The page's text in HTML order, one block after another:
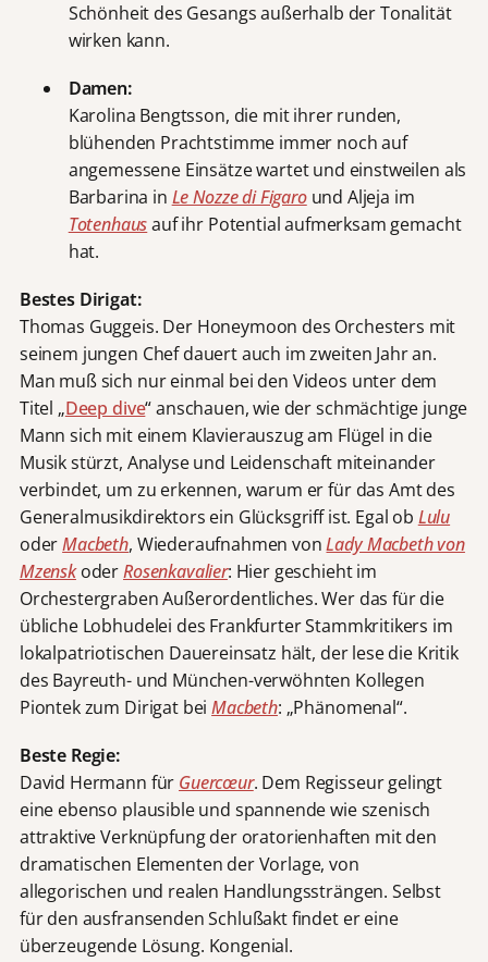
Schönheit des Gesangs außerhalb der Tonalität
wirken kann.
Damen:
Karolina Bengtsson, die mit ihrer runden,
blühenden Prachtstimme immer noch auf
angemessene Einsätze wartet und einstweilen als
Barbarina in Le Nozze di Figaround Aljeja im
Totenhausauf ihr Potential aufmerksam gemacht
hat.
Bestes Dirigat:
Thomas Guggeis. Der Honeymoon des Orchesters mit
seinem jungen Chef dauert auch im zweiten Jahr an.
Man muß sich nur einmal bei den Videos unter dem
Titel „Deep dive“ anschauen, wie der schmächtige junge
Mann sich mit einem Klavierauszug am Flügel in die
Musik stürzt, Analyse und Leidenschaft miteinander
verbindet, um zu erkennen, warum er für das Amt des
Generalmusikdirektors ein Glücksgriff ist. Egal ob Lulu
oderMacbeth, Wiederaufnahmen vonLady Macbeth von
MzenskoderRosenkavalier: Hier geschieht im
Orchestergraben Außerordentliches. Wer das für die
übliche Lobhudelei des Frankfurter Stammkritikers im
lokalpatriotischen Dauereinsatz hält, der lese die Kritik
des Bayreuth- und München-verwöhnten Kollegen
Piontek zum Dirigat beiMacbeth: „Phänomenal“.
Beste Regie:
David Hermann für Guercœur. Dem Regisseur gelingt
eine ebenso plausible und spannende wie szenisch
attraktive Verknüpfung der oratorienhaften mit den
dramatischen Elementen der Vorlage, von
allegorischen und realen Handlungssträngen. Selbst
für den ausfransenden Schlußakt findet er eine
überzeugende Lösung. Kongenial.